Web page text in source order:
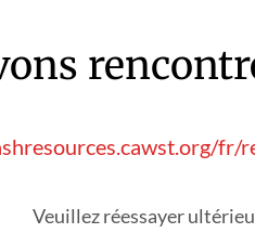
Veuillez réessayer